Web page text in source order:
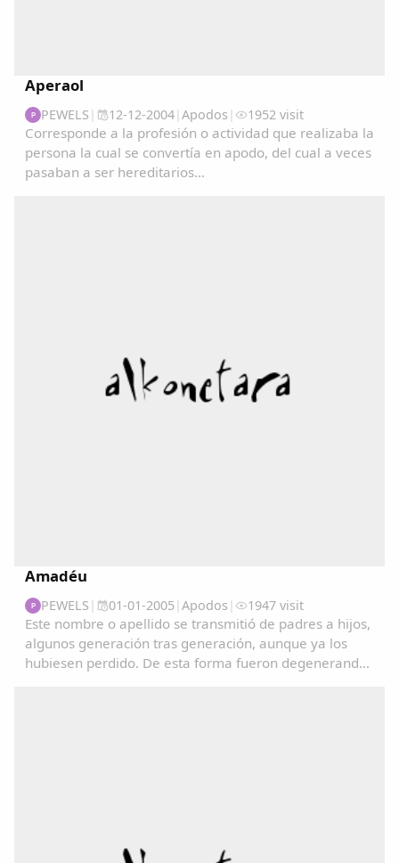
Aperaol
P PEWELS | 12-12-2004| Apodos | 1952 visit
Corresponde a la profesión o actividad que realizaba la
persona la cual se convertía en apodo, del cual a veces
pasaban a ser hereditarios...
Amadéu
P PEWELS | 01-01-2005| Apodos | 1947 visit
Este nombre o apellido se transmitió de padres a hijos,
algunos generación tras generación, aunque ya los
hubiesen perdido. De esta forma fueron degenerando